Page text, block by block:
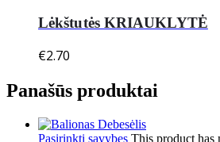
Lėkštutės KRIAUKLYTĖ
€2.70
Panašūs produktai
Pasirinkti savybes This product has